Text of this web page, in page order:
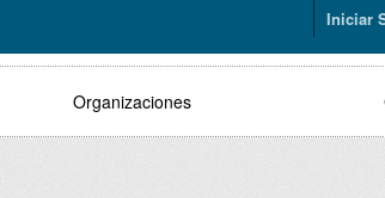
Iniciar
Organizaciones